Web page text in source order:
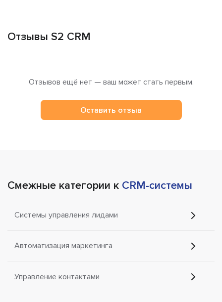
Отзывы S2 CRM
Отзывов ещё нет — ваш может стать первым.
Оставить отзыв
Смежные категории к CRM-системы
Системы управления лидами
Автоматизация маркетинга
Управление контактами